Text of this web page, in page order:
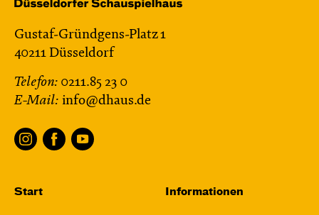
Gustaf-Gründgens-Platz 1
40211 Düsseldorf
Telefon: 0211.85 23 0
E-Mail: info@dhaus.de
Start Informationen